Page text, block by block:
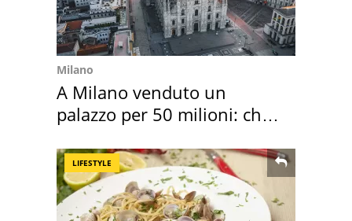
Milano
A Milano venduto un
palazzo per 50 milioni: chi
LIFESTYLE